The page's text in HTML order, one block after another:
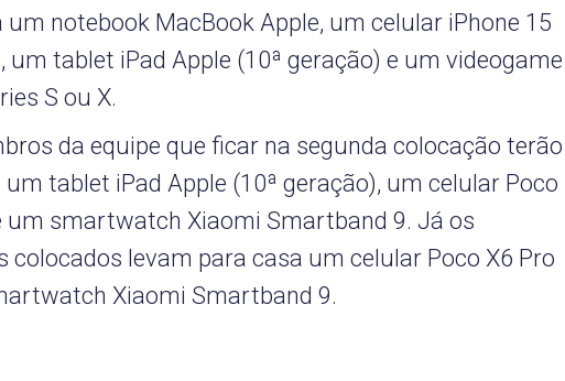
um notebook MacBook Apple, um celular iPhone 15
um tablet iPad Apple (10ª geração) e um videogame
S ou X.
da equipe que ficar na segunda colocação terão
tablet iPad Apple (10ª geração), um celular Poco
um smartwatch Xiaomi Smartband 9. Já os
colocados levam para casa um celular Poco X6 Pro
Xiaomi Smartband 9.